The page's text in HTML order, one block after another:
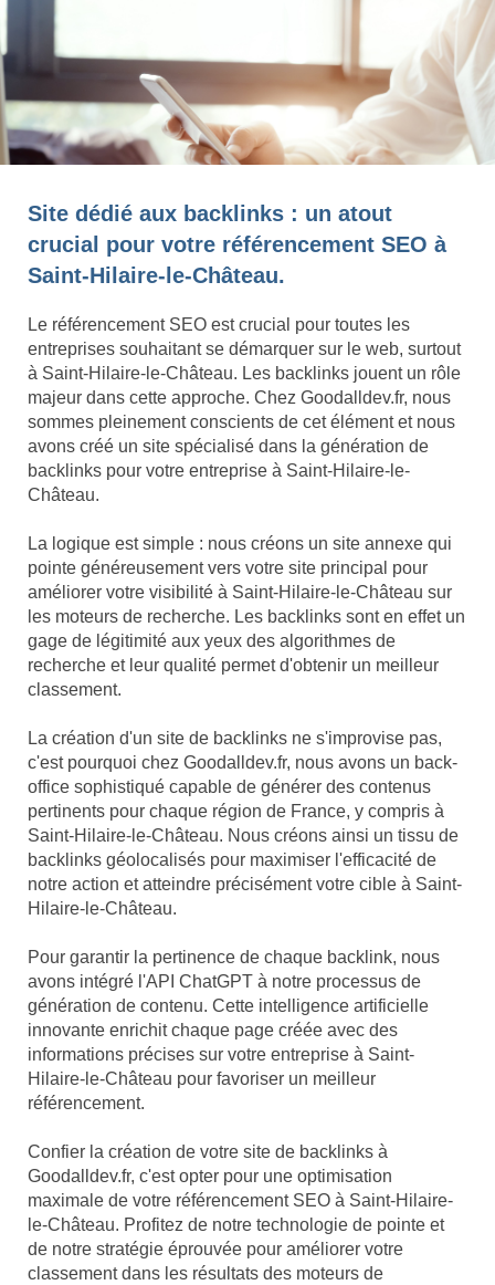
Site dédié aux backlinks : un atout
crucial pour votre référencement SEO à
Saint-Hilaire-le-Château.
Le référencement SEO est crucial pour toutes les
entreprises souhaitant se démarquer sur le web, surtout
à Saint-Hilaire-le-Château. Les backlinks jouent un rôle
majeur dans cette approche. Chez Goodalldev.fr, nous
sommes pleinement conscients de cet élément et nous
avons créé un site spécialisé dans la génération de
backlinks pour votre entreprise à Saint-Hilaire-le-
Château.
La logique est simple : nous créons un site annexe qui
pointe généreusement vers votre site principal pour
améliorer votre visibilité à Saint-Hilaire-le-Château sur
les moteurs de recherche. Les backlinks sont en effet un
gage de légitimité aux yeux des algorithmes de
recherche et leur qualité permet d'obtenir un meilleur
classement.
La création d'un site de backlinks ne s'improvise pas,
c'est pourquoi chez Goodalldev.fr, nous avons un back-
office sophistiqué capable de générer des contenus
pertinents pour chaque région de France, y compris à
Saint-Hilaire-le-Château. Nous créons ainsi un tissu de
backlinks géolocalisés pour maximiser l'efficacité de
notre action et atteindre précisément votre cible à Saint-
Hilaire-le-Château.
Pour garantir la pertinence de chaque backlink, nous
avons intégré l'API ChatGPT à notre processus de
génération de contenu. Cette intelligence artificielle
innovante enrichit chaque page créée avec des
informations précises sur votre entreprise à Saint-
Hilaire-le-Château pour favoriser un meilleur
référencement.
Confier la création de votre site de backlinks à
Goodalldev.fr, c'est opter pour une optimisation
maximale de votre référencement SEO à Saint-Hilaire-
le-Château. Profitez de notre technologie de pointe et
de notre stratégie éprouvée pour améliorer votre
classement dans les résultats des moteurs de